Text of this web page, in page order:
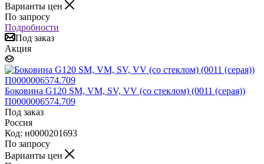
Варианты цен
По запросу
Подробности
Под заказ
Акция
Боковина G120 SM, VM, SV, VV (со стеклом) (0011 (серая))
П0000006574.709
Под заказ
Россия
Код: н0000201693
По запросу
Варианты цен